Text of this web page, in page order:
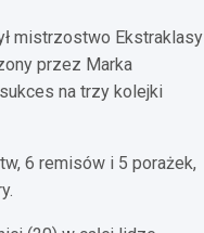
mistrzostwo Ekstraklasy
przez Marka
na trzy kolejki
6 remisów i 5 porażek,